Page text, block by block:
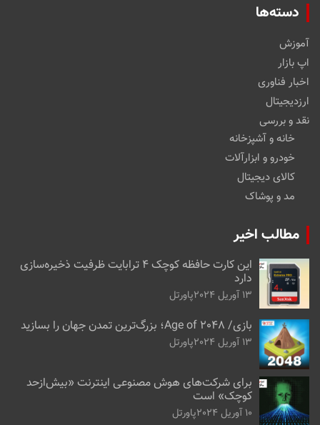
دسته‌ها
آموزش
اپ بازار
اخبار فناوری
ارزدیجیتال
نقد و بررسی
خانه و آشپزخانه
خودرو و ابزارآلات
کالای دیجیتال
مد و پوشاک
مطالب اخیر
این کارت حافظه کوچک ۴ ترابایت ظرفیت ذخیره‌سازی
دارد
13 آوریل 2024 پاورتل
بازی/ Age of 2048؛ بزرگ‌ترین تمدن جهان را بسازید
13 آوریل 2024 پاورتل
برای شرکت‌های هوش مصنوعی اینترنت «بیش‌از‌حد
کوچک» است
10 آوریل 2024 پاورتل